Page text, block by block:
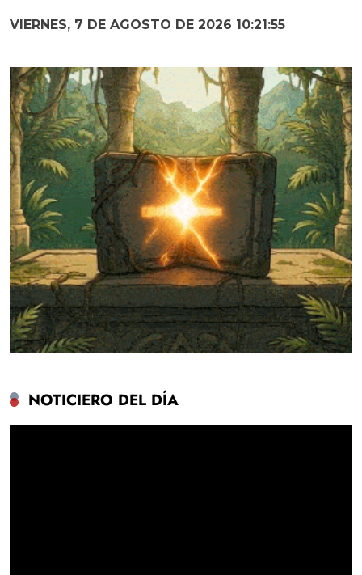
VIERNES, 7 DE AGOSTO DE 2026 10:21:57
NOTICIERO DEL DÍA